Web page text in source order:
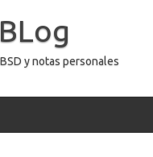
y notas personales